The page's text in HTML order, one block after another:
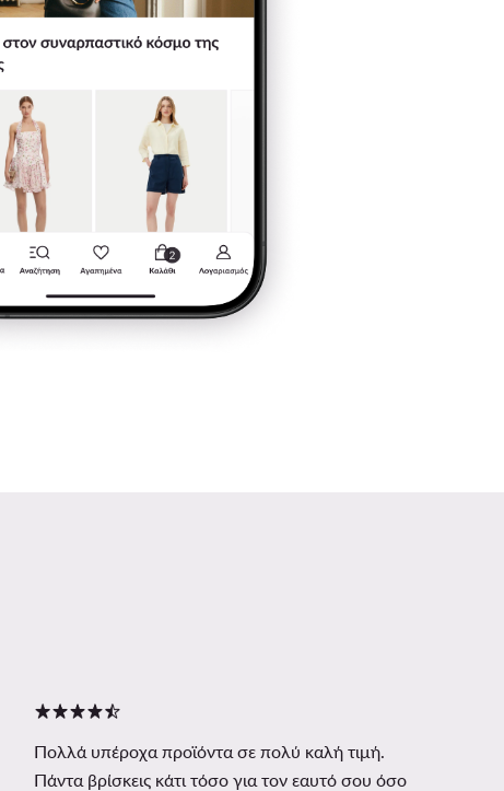
Πολλά υπέροχα προϊόντα σε πολύ καλή τιμή.
Πάντα βρίσκεις κάτι τόσο για τον εαυτό σου όσο